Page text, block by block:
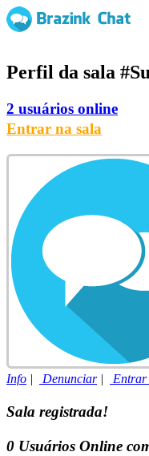
Perfil da sala
2 usuários online
Entrar na sala
Info | Denunciar| Entrar
Sala registrada!
0 Usuários Online